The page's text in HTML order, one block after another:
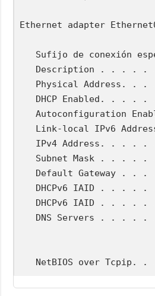
Ethernet adapter
Sufijo de conexión
Description . . . . .
Physical Address. . .
DHCP Enabled. . . . .
Autoconfiguration
Link-local IPv6
IPv4 Address. . . . .
Subnet Mask . . . . .
Default Gateway . . .
DHCPv6 IAID . . . . .
DHCPv6 IAID . . . . .
DNS Servers . . . . .